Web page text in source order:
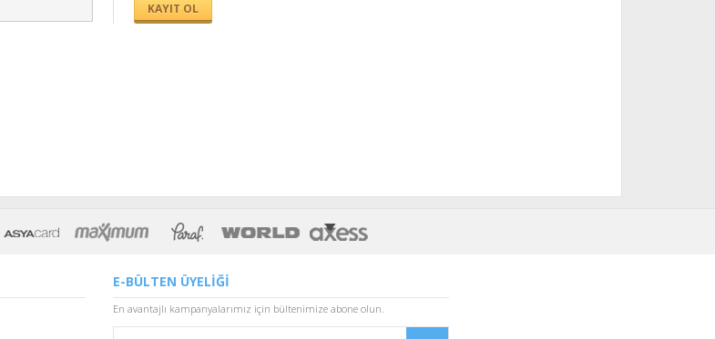
KAYIT OL
E-BÜLTEN ÜYELİĞİ
En avantajlı kampanyalarımız için bültenimize abone olun.